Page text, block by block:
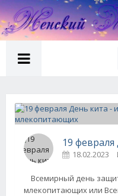
18.02.2023
Всемирный день
млекопитающих или